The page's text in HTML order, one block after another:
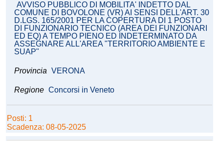
AVVISO PUBBLICO DI MOBILITA' INDETTO DAL
COMUNE DI BOVOLONE (VR) AI SENSI DELL'ART. 30
D.LGS. 165/2001 PER LA COPERTURA DI 1 POSTO
DI FUNZIONARIO TECNICO (AREA DEI FUNZIONARI
ED EQ) A TEMPO PIENO ED INDETERMINATO DA
ASSEGNARE ALL'AREA "TERRITORIO AMBIENTE E
SUAP"
Provincia VERONA
Regione Concorsi in Veneto
Posti: 1
Scadenza: 08-05-2025